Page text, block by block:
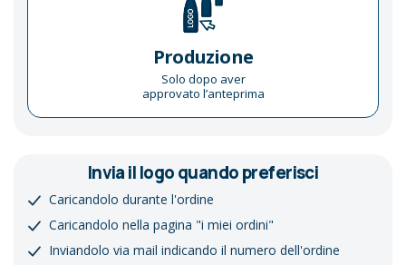
Produzione
Solo dopo aver
approvato l’anteprima
Invia il logo quando preferisci
Caricandolo durante l'ordine
Caricandolo nella pagina "i miei ordini"
Inviandolo via mail indicando il numero dell'ordine